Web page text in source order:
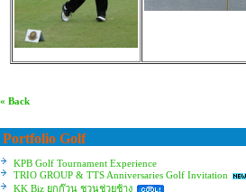
« Back
Portfolio Golf
KPB Golf Tournament Experience
TRIO GROUP & TTS Anniversaries Golf Invitation
KK Biz ยกก๊วน ชวนช่วยช้าง